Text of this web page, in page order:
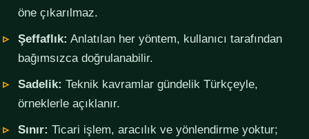
öne çıkarılmaz.
Şeffaflık: Anlatılan her yöntem, kullanıcı tarafından
bağımsızca doğrulanabilir.
Sadelik: Teknik kavramlar gündelik Türkçeyle,
örneklerle açıklanır.
Sınır: Ticari işlem, aracılık ve yönlendirme yoktur;